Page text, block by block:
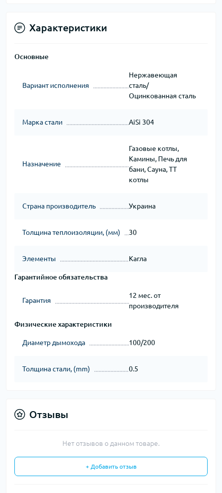
Характеристики
Основные
Вариант исполнения
Нержавеющая
сталь/
Оцинкованная сталь
Марка стали AiSi 304
Назначение
Газовые котлы,
Камины, Печь для
бани, Сауна, ТТ
котлы
Страна производитель Украина
Толщина теплоизоляции, (мм) 30
Элементы Кагла
Гарантийное обязательства
Гарантия
12 мес. от
производителя
Физические характеристики
Диаметр дымохода 100/200
Толщина стали, (mm) 0.5
Отзывы
Нет отзывов о данном товаре.
+ Добавить отзыв